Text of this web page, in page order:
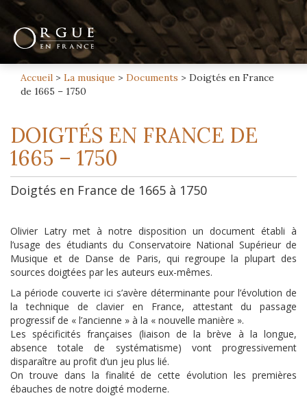
Accueil > La musique > Documents > Doigtés en France
de 1665 – 1750
DOIGTÉS EN FRANCE DE
1665 – 1750
Doigtés en France de 1665 à 1750
Olivier Latry met à notre disposition un document établi à
l’usage des étudiants du Conservatoire National Supérieur de
Musique et de Danse de Paris, qui regroupe la plupart des
sources doigtées par les auteurs eux-mêmes.
La période couverte ici s’avère déterminante pour l’évolution de
la technique de clavier en France, attestant du passage
progressif de « l’ancienne » à la « nouvelle manière ».
Les spécificités françaises (liaison de la brève à la longue,
absence totale de systématisme) vont progressivement
disparaître au profit d’un jeu plus lié.
On trouve dans la finalité de cette évolution les premières
ébauches de notre doigté moderne.